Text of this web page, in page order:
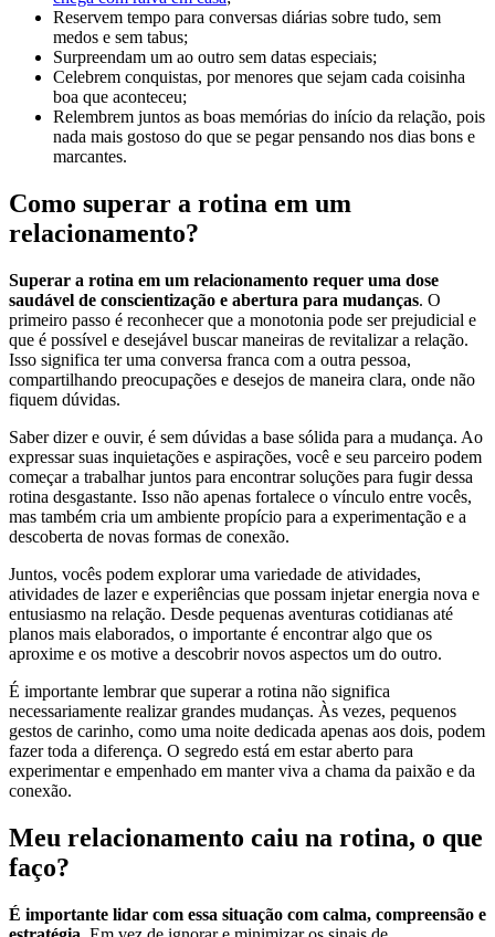
Reservem tempo para conversas diárias sobre tudo, sem
medos e sem tabus;
Surpreendam um ao outro sem datas especiais;
Celebrem conquistas, por menores que sejam cada coisinha
boa que aconteceu;
Relembrem juntos as boas memórias do início da relação, pois
nada mais gostoso do que se pegar pensando nos dias bons e
marcantes.
Como superar a rotina em um
relacionamento?
Superar a rotina em um relacionamento requer uma dose
saudável de conscientização e abertura para mudanças. O
primeiro passo é reconhecer que a monotonia pode ser prejudicial e
que é possível e desejável buscar maneiras de revitalizar a relação.
Isso significa ter uma conversa franca com a outra pessoa,
compartilhando preocupações e desejos de maneira clara, onde não
fiquem dúvidas.
Saber dizer e ouvir, é sem dúvidas a base sólida para a mudança. Ao
expressar suas inquietações e aspirações, você e seu parceiro podem
começar a trabalhar juntos para encontrar soluções para fugir dessa
rotina desgastante. Isso não apenas fortalece o vínculo entre vocês,
mas também cria um ambiente propício para a experimentação e a
descoberta de novas formas de conexão.
Juntos, vocês podem explorar uma variedade de atividades,
atividades de lazer e experiências que possam injetar energia nova e
entusiasmo na relação. Desde pequenas aventuras cotidianas até
planos mais elaborados, o importante é encontrar algo que os
aproxime e os motive a descobrir novos aspectos um do outro.
É importante lembrar que superar a rotina não significa
necessariamente realizar grandes mudanças. Às vezes, pequenos
gestos de carinho, como uma noite dedicada apenas aos dois, podem
fazer toda a diferença. O segredo está em estar aberto para
experimentar e empenhado em manter viva a chama da paixão e da
conexão.
Meu relacionamento caiu na rotina, o que
faço?
É importante lidar com essa situação com calma, compreensão e